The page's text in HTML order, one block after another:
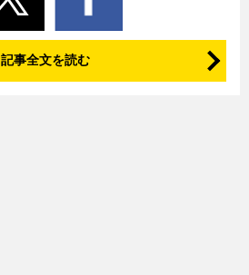
記事全文を読む